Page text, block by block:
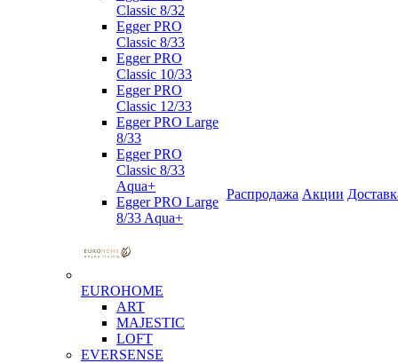
Classic 8/32
Egger PRO
Classic 8/33
Egger PRO
Classic 10/33
Egger PRO
Classic 12/33
Egger PRO Large
8/33
Egger PRO
Classic 8/33
Aqua+
Egger PRO Large
8/33 Aqua+
EUROHOME
ART
MAJESTIC
LOFT
EVERSENSE
Распродажа Акции